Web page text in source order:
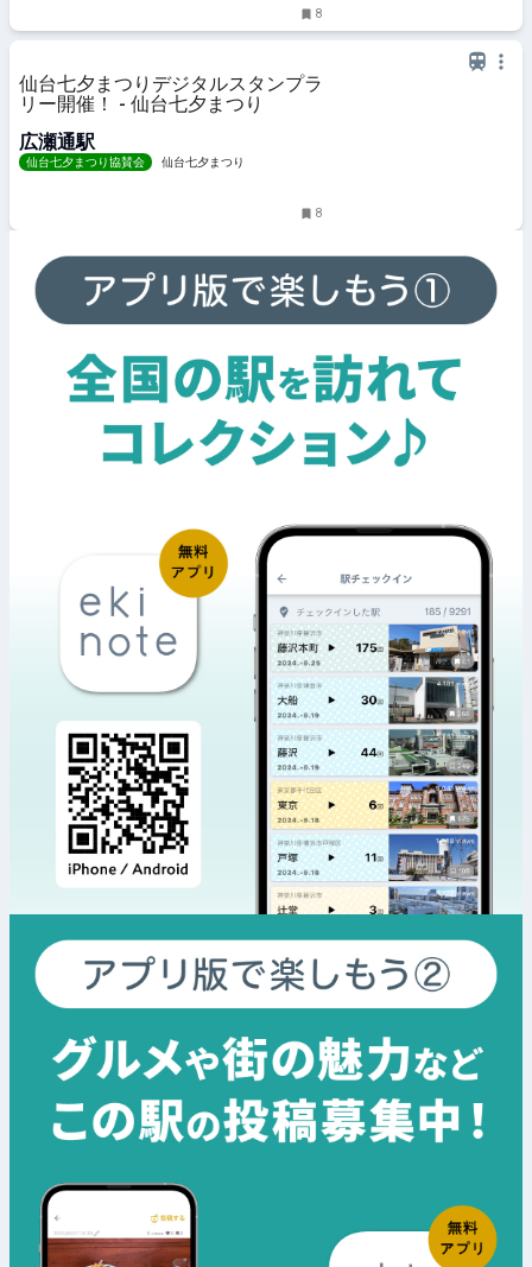
8
仙台七夕まつりデジタルスタンプラ
リー開催！ - 仙台七夕まつり
広瀬通駅
仙台七夕まつり協賛会 仙台七夕まつり
8